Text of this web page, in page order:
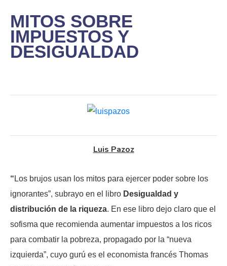
MITOS SOBRE
IMPUESTOS Y
DESIGUALDAD
Luis Pazoz
“ Los brujos usan los mitos para ejercer poder sobre los
ignorantes”, subrayo en el libro Desigualdad y
distribución de la riqueza. En ese libro dejo claro que el
sofisma que recomienda aumentar impuestos a los ricos
para combatir la pobreza, propagado por la “nueva
izquierda”, cuyo gurú es el economista francés Thomas